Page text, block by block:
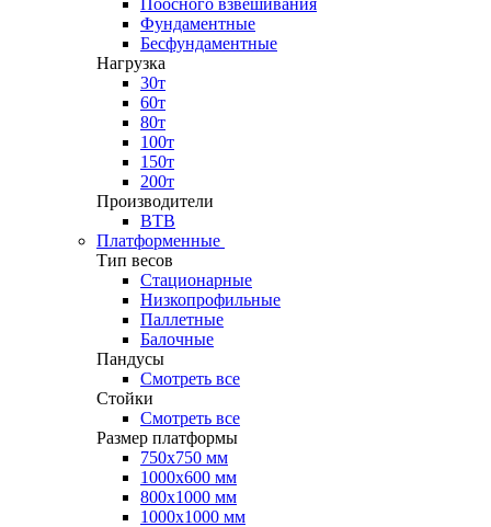
Поосного взвешивания
Фундаментные
Бесфундаментные
Нагрузка
30т
60т
80т
100т
150т
200т
Производители
ВТВ
Платформенные
Тип весов
Стационарные
Низкопрофильные
Паллетные
Балочные
Пандусы
Смотреть все
Стойки
Смотреть все
Размер платформы
750х750 мм
1000х600 мм
800х1000 мм
1000х1000 мм